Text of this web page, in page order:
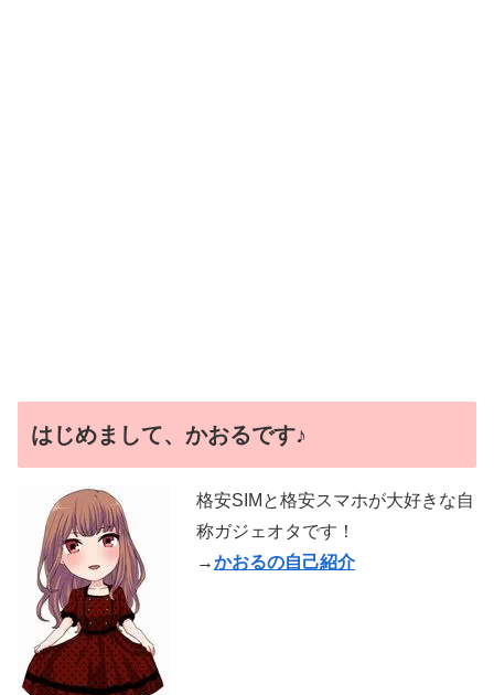
はじめまして、かおるです♪
格安SIMと格安スマホが大好きな自
称ガジェオタです！
→かおるの自己紹介